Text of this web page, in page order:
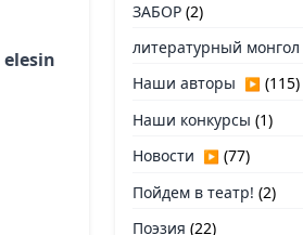
elesin
ЗАБОР (2)
литературный монгол
Наши авторы ▶ (115)
Наши конкурсы (1)
Новости ▶ (77)
Пойдем в театр! (2)
Поэзия (22)